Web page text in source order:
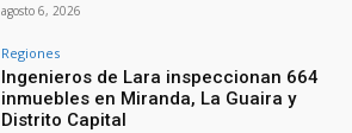
agosto 6, 2026
Regiones
Ingenieros de Lara inspeccionan 664
inmuebles en Miranda, La Guaira y
Distrito Capital